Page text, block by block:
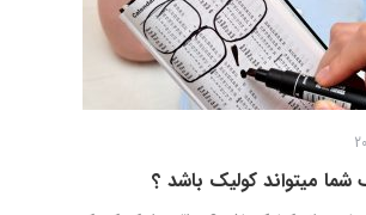
شما میتواند کولیک باشد ؟